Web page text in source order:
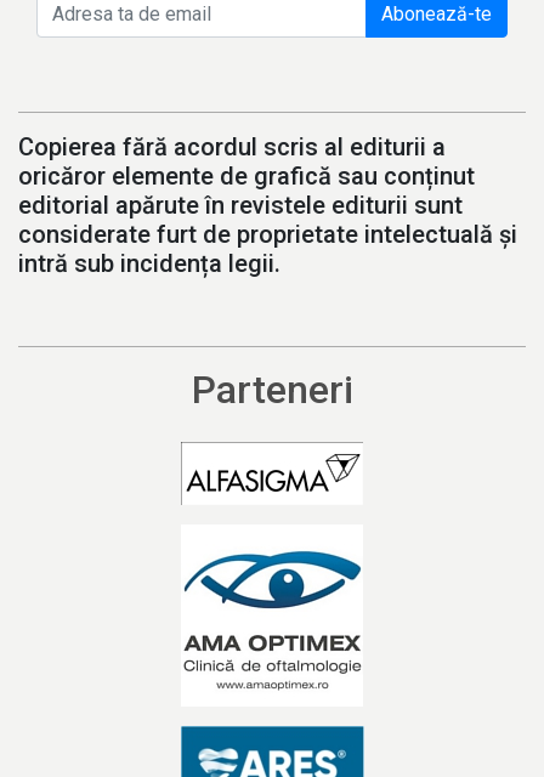
Abonează-te
Copierea fără acordul scris al editurii a
oricăror elemente de grafică sau conținut
editorial apărute în revistele editurii sunt
considerate furt de proprietate intelectuală și
intră sub incidența legii.
Parteneri